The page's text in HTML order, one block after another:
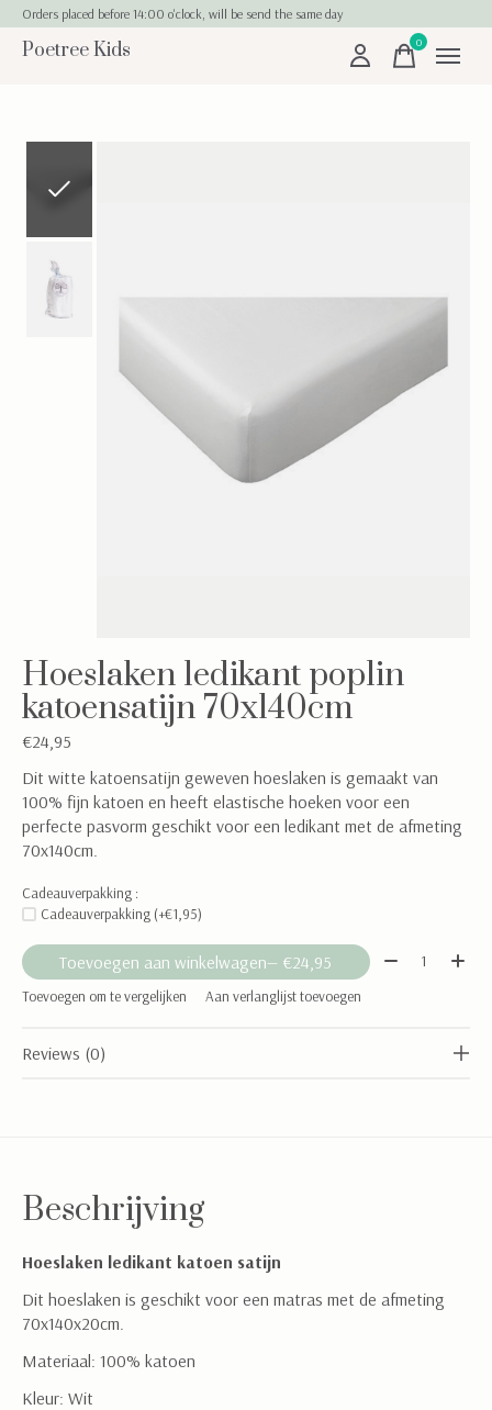
Orders placed before 14:00 o'clock, will be send the same day
Poetree Kids 0items
Hoeslaken ledikant poplin
katoensatijn 70x140cm
€24,95
Dit witte katoensatijn geweven hoeslaken is gemaakt van
100% fijn katoen en heeft elastische hoeken voor een
perfecte pasvorm geschikt voor een ledikant met de afmeting
70x140cm.
Cadeauverpakking :
Cadeauverpakking (+€1,95)
Toevoegen aan winkelwagen — €24,95 Aantal:
Toevoegen om te vergelijken Aan verlanglijst toevoegen
Reviews (0)
Beschrijving
Hoeslaken ledikant katoen satijn
Dit hoeslaken is geschikt voor een matras met de afmeting
70x140x20cm.
Materiaal: 100% katoen
Kleur: Wit